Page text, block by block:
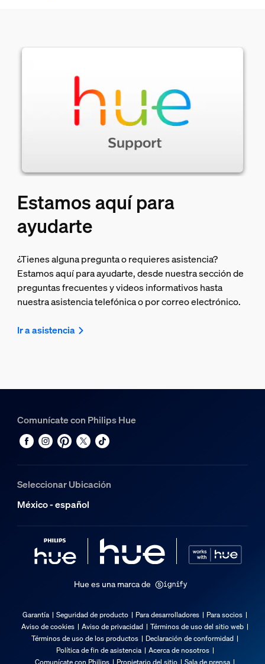
Estamos aquí para
ayudarte
¿Tienes alguna pregunta o requieres asistencia?
Estamos aquí para ayudarte, desde nuestra sección de
preguntas frecuentes y videos informativos hasta
nuestra asistencia telefónica o por correo electrónico.
Ir a asistencia
Comunícate con Philips Hue
Seleccionar Ubicación
México - español
Hue es una marca de
Garantía Seguridad de producto Para desarrolladores
Para socios
Aviso de cookies
Aviso de privacidad
Términos de uso del sitio web
Términos de uso de los productos
Declaración de conformidad
Política de fin de asistencia
Acerca de nosotros
Comunícate con Philips
Propietario del sitio Sala de prensa